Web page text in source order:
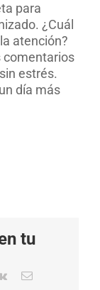
para
¿Cuál
atención?
comentarios
estrés.
día más
tu
Vk Email